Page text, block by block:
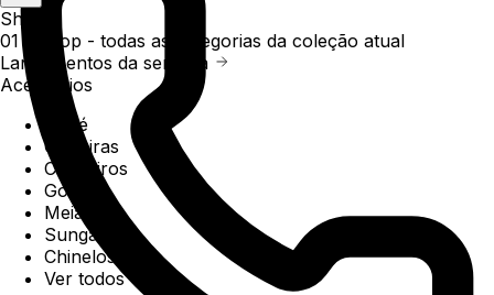
Shop
01 /
Shop - todas as categorias da coleção atual
Lançamentos da semana
Acessórios
Boné
Carteiras
Chaveiros
Gorros
Meias
Sunga
Chinelos
Ver todos